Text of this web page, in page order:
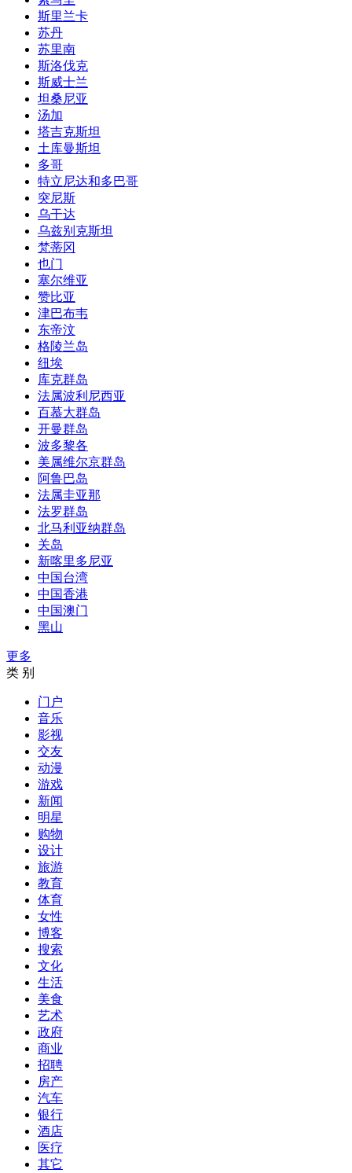
斯里兰卡
苏丹
苏里南
斯洛伐克
斯威士兰
坦桑尼亚
汤加
塔吉克斯坦
土库曼斯坦
多哥
特立尼达和多巴哥
突尼斯
乌干达
乌兹别克斯坦
梵蒂冈
也门
塞尔维亚
赞比亚
津巴布韦
东帝汶
格陵兰岛
纽埃
库克群岛
法属波利尼西亚
百慕大群岛
开曼群岛
波多黎各
美属维尔京群岛
阿鲁巴岛
法属圭亚那
法罗群岛
北马利亚纳群岛
关岛
新喀里多尼亚
中国台湾
中国香港
中国澳门
黑山
更多
类 别
门户
音乐
影视
交友
动漫
游戏
新闻
明星
购物
设计
旅游
教育
体育
女性
博客
搜索
文化
生活
美食
艺术
政府
商业
招聘
房产
汽车
银行
酒店
医疗
其它